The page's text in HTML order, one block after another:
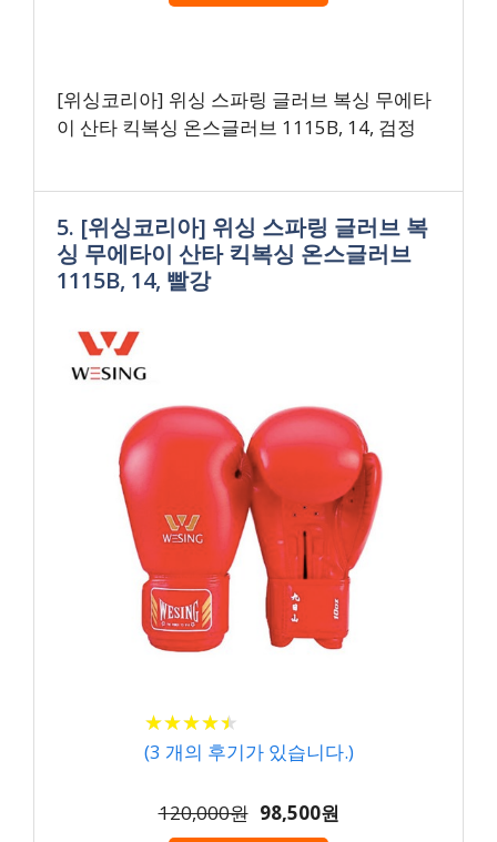
[위싱코리아] 위싱 스파링 글러브 복싱 무에타
이 산타 킥복싱 온스글러브 1115B, 14, 검정
5. [위싱코리아] 위싱 스파링 글러브 복
싱 무에타이 산타 킥복싱 온스글러브
1115B, 14, 빨강
★★★★★
★★★★★
(3 개의 후기가 있습니다.)
120,000원 98,500원